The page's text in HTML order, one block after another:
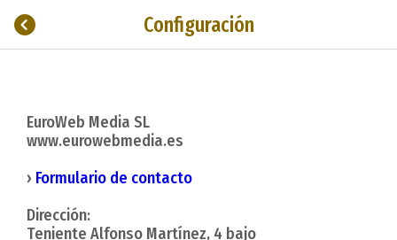
Configuración
EuroWeb Media SL
www.eurowebmedia.es
› Formulario de contacto
Dirección:
Teniente Alfonso Martínez, 4 bajo